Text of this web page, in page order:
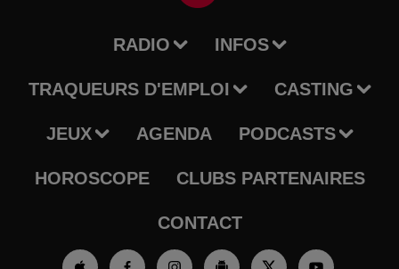
RADIO INFOS
TRAQUEURS D'EMPLOI CASTING
JEUX AGENDA PODCASTS
HOROSCOPE CLUBS PARTENAIRES
CONTACT